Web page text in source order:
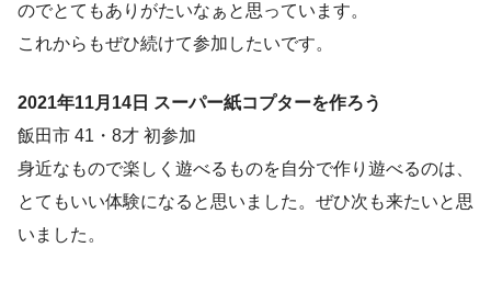
のでとてもありがたいなぁと思っています。
これからもぜひ続けて参加したいです。
2021年11月14日 スーパー紙コプターを作ろう
飯田市 41・8才 初参加
身近なもので楽しく遊べるものを自分で作り遊べるのは、
とてもいい体験になると思いました。ぜひ次も来たいと思
いました。